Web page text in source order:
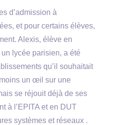
d’admission à
et pour certains élèves,
Alexis, élève en
lycée parisien, a été
qu’il souhaitait
un œil sur une
se réjouit déjà de ses
à l’EPITA et en DUT
systèmes et réseaux .